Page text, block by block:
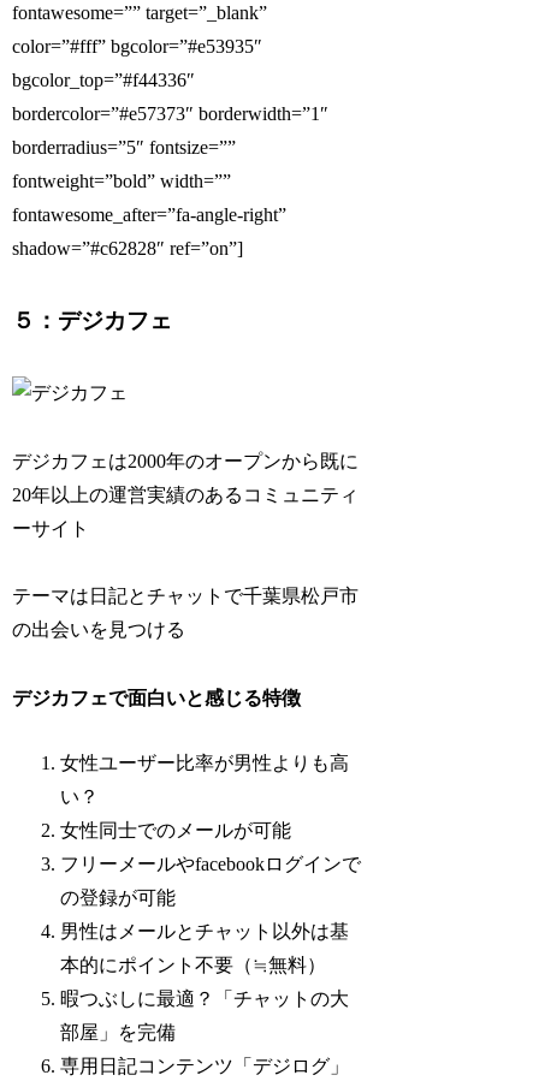
fontawesome=”” target=”_blank”
color=”#fff” bgcolor=”#e53935″
bgcolor_top=”#f44336″
bordercolor=”#e57373″ borderwidth=”1″
borderradius=”5″ fontsize=””
fontweight=”bold” width=””
fontawesome_after=”fa-angle-right”
shadow=”#c62828″ ref=”on”]
５：デジカフェ
デジカフェは2000年のオープンから既に
20年以上の運営実績のあるコミュニティ
ーサイト
テーマは日記とチャットで千葉県松戸市
の出会いを見つける
デジカフェで面白いと感じる特徴
女性ユーザー比率が男性よりも高
い？
女性同士でのメールが可能
フリーメールやfacebookログインで
の登録が可能
男性はメールとチャット以外は基
本的にポイント不要（≒無料）
暇つぶしに最適？「チャットの大
部屋」を完備
専用日記コンテンツ「デジログ」